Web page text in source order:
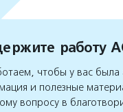
работу
чтобы у вас была
и полезные
вопросу в